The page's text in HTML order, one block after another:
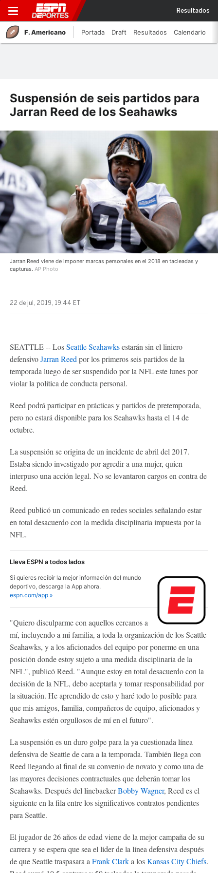
Resultados
F. Americano Portada Draft Resultados Calendario
Suspensión de seis partidos para
Jarran Reed de los Seahawks
Jarran Reed viene de imponer marcas personales en el 2018 en tacleadas y
capturas. AP Photo
22 de jul, 2019, 19:44 ET
SEATTLE -- LosSeattle Seahawksestarán sin el liniero
defensivoJarran Reed por los primeros seis partidos de la
temporada luego de ser suspendido por la NFL este lunes por
violar la política de conducta personal.
Reed podrá participar en prácticas y partidos de pretemporada,
pero no estará disponible para los Seahawks hasta el 14 de
octubre.
La suspensión se origina de un incidente de abril del 2017.
Estaba siendo investigado por agredir a una mujer, quien
interpuso una acción legal. No se levantaron cargos en contra de
Reed.
Reed publicó un comunicado en redes sociales señalando estar
en total desacuerdo con la medida disciplinaria impuesta por la
NFL.
Lleva ESPN a todos lados
Si quieres recibir la mejor información del mundo
deportivo, descarga la App ahora.
espn.com/app »
"Quiero disculparme con aquellos cercanos a
mí, incluyendo a mi familia, a toda la organización de los Seattle
Seahawks, y a los aficionados del equipo por ponerme en una
posición donde estoy sujeto a una medida disciplinaria de la
NFL", publicó Reed. "Aunque estoy en total desacuerdo con la
decisión de la NFL, debo aceptarla y tomar responsabilidad por
la situación. He aprendido de esto y haré todo lo posible para
que mis amigos, familia, compañeros de equipo, aficionados y
Seahawks estén orgullosos de mí en el futuro".
La suspensión es un duro golpe para la ya cuestionada línea
defensiva de Seattle de cara a la temporada. También llega con
Reed llegando al final de su convenio de novato y como una de
las mayores decisiones contractuales que deberán tomar los
Seahawks. Después del linebackerBobby Wagner, Reed es el
siguiente en la fila entre los significativos contratos pendientes
para Seattle.
El jugador de 26 años de edad viene de la mejor campaña de su
carrera y se espera que sea el líder de la línea defensiva después
de que Seattle traspasara a Frank Clarka losKansas City Chiefs.